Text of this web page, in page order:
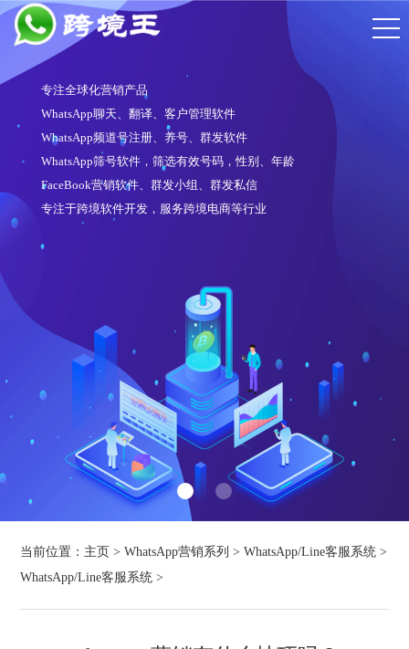
专注全球化营销产品
WhatsApp聊天、翻译、客户管理软件
WhatsApp频道号注册、养号、群发软件
WhatsApp筛号软件，筛选有效号码，性别、年龄
FaceBook营销软件、群发小组、群发私信
专注于跨境软件开发，服务跨境电商等行业
当前位置： 主页 >WhatsApp营销系列 >WhatsApp/Line客服系统 >
WhatsApp/Line客服系统 >